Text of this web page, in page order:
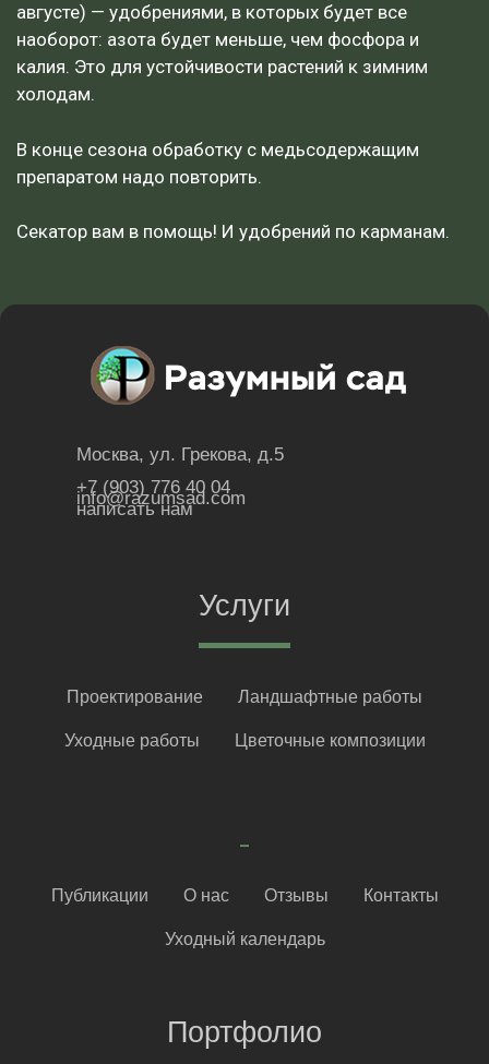
августе) — удобрениями, в которых будет все
наоборот: азота будет меньше, чем фосфора и
калия. Это для устойчивости растений к зимним
холодам.
В конце сезона обработку с медьсодержащим
препаратом надо повторить.
Секатор вам в помощь! И удобрений по карманам.
Москва, ул. Грекова, д.5
+7 (903) 776 40 04
info@razumsad.com
написать нам
Услуги
Проектирование Ландшафтные работы
Уходные работы Цветочные композиции
Публикации О нас Отзывы Контакты
Уходный календарь
Портфолио